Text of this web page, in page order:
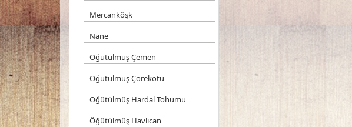
Mercanköşk
Nane
Öğütülmüş Çemen
Öğütülmüş Çörekotu
Öğütülmüş Hardal Tohumu
Öğütülmüş Havlıcan